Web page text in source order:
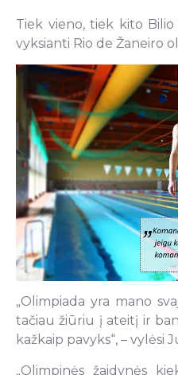
Tiek vieno, tiek kito
vyksianti Rio de Žaneiro
„Olimpiada yra mano
tačiau žiūriu į ateitį ir
kažkaip pavyks“, – vylėsi
„Olimpinės žaidynės